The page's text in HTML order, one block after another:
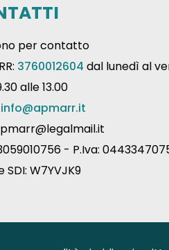
per contatto
3760012604 dal lunedì al
alle 13.00
info@apmarr.it
- P.Iva:
SDI: W7YVJK9